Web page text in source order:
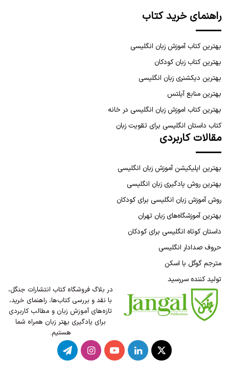
راهنمای خرید کتاب
بهترین کتاب آموزش زبان انگلیسی
بهترین کتاب زبان کودکان
بهترین دیکشنری زبان انگلیسی
بهترین منابع آیلتس
بهترین کتاب اموزش زبان انگلیسی در خانه
کتاب داستان انگلیسی برای تقویت زبان
مقالات کاربردی
بهترین اپلیکیشن آموزش زبان انگلیسی
بهترین روش یادگیری زبان انگلیسی
روش آموزش زبان انگلیسی برای کودکان
بهترین آموزشگاه‌های زبان تهران
داستان کوتاه انگلیسی برای کودکان
حروف صدادار انگلیسی
مترجم گوگل با اسکن
تولید کننده سررسید
در بلاگ فروشگاه کتاب انتشارات جنگل،
با نقد و بررسی کتاب‌ها، راهنمای خرید،
تازه‌های آموزش زبان و مطالب کاربردی
برای یادگیری بهتر زبان همراه شما
هستیم.
X لینکدینیوتیوباینستاگرامتلگرام